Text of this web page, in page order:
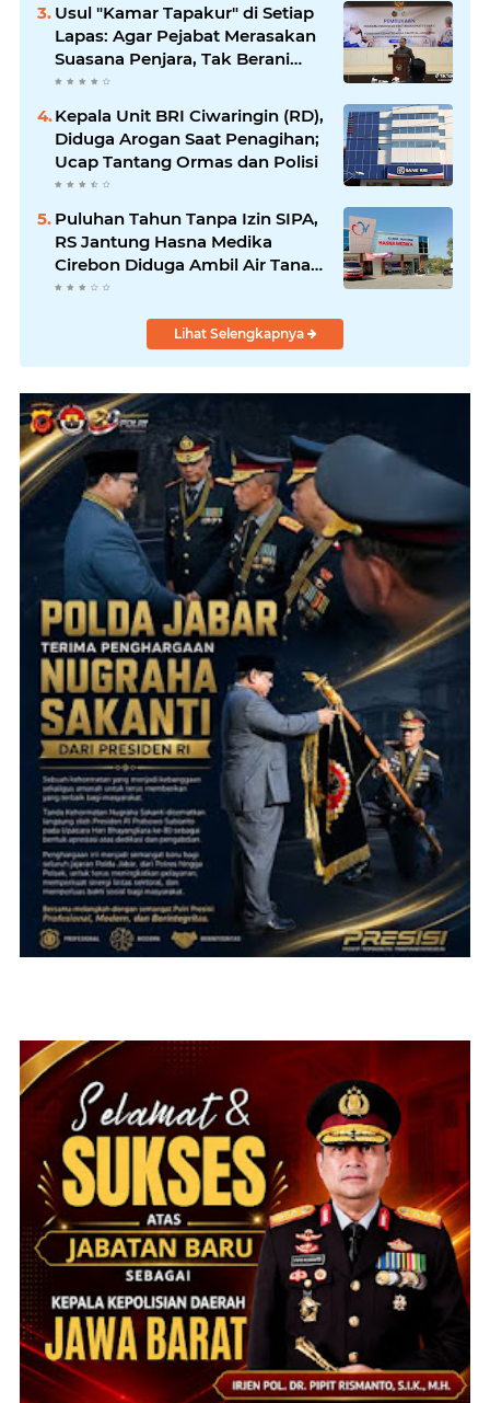
Oknum
Usul "Kamar Tapakur" di Setiap
Lapas: Agar Pejabat Merasakan
Suasana Penjara, Tak Berani
Korupsi dan Menyalahgunakan
Kepala Unit BRI Ciwaringin (RD),
Diduga Arogan Saat Penagihan;
Ucap Tantang Ormas dan Polisi
Puluhan Tahun Tanpa Izin SIPA,
RS Jantung Hasna Medika
Cirebon Diduga Ambil Air Tanah
Secara Ilegal; Advokat Kirim
Lihat Selengkapnya